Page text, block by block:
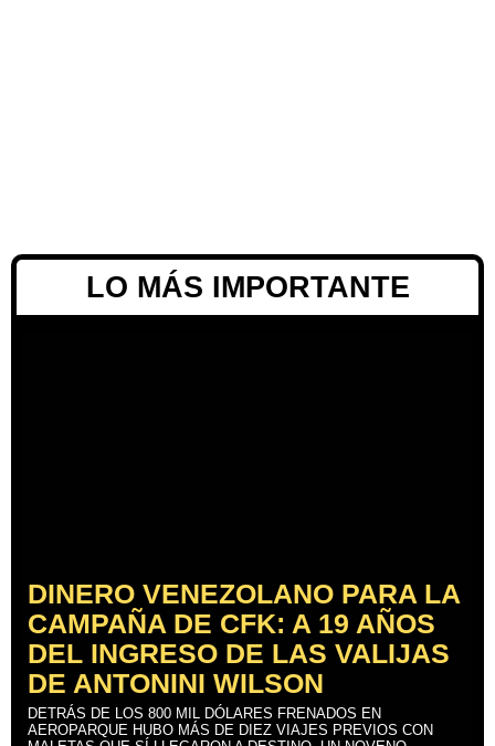
LO MÁS IMPORTANTE
DINERO VENEZOLANO PARA LA
CAMPAÑA DE CFK: A 19 AÑOS
DEL INGRESO DE LAS VALIJAS
DE ANTONINI WILSON
DETRÁS DE LOS 800 MIL DÓLARES FRENADOS EN
AEROPARQUE HUBO MÁS DE DIEZ VIAJES PREVIOS CON